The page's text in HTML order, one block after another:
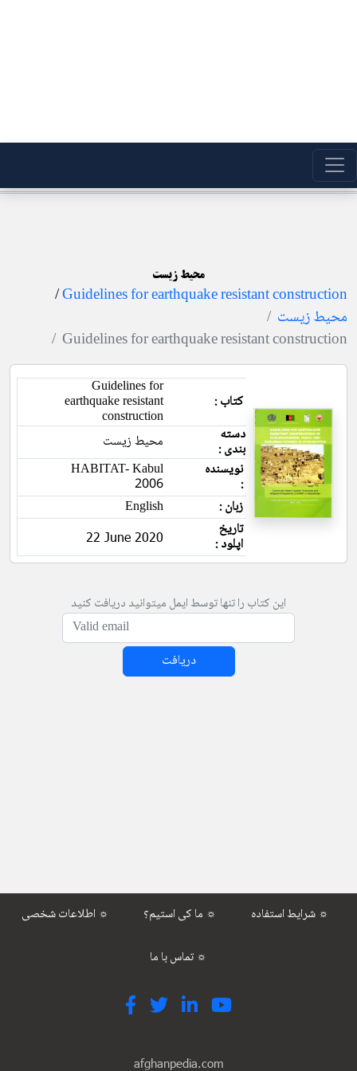
محیط زیست
Guidelines for earthquake resistant construction
/
محیط زیست
Guidelines for earthquake resistant construction
کتاب :
Guidelines for
earthquake resistant
construction
دسته
بندی :
محیط زیست
نویسنده
:
HABITAT- Kabul
2006
زبان :
English
تاریخ
اپلود : 22 June 2020
این کتاب را تنها توسط ایمل میتوانید دریافت کنید
دریافت
اطلاعات شخصی ☼ ما کی استیم؟ ☼ شرایط استفاده ☼
تماس با ما ☼
afghanpedia.com